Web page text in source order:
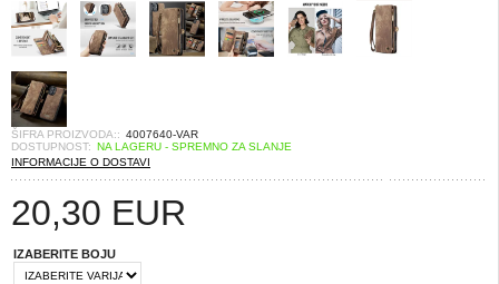
ŠIFRA PROIZVODA:: 4007640-VAR
DOSTUPNOST: NA LAGERU - SPREMNO ZA SLANJE
INFORMACIJE O DOSTAVI
20,30 EUR
IZABERITE BOJU